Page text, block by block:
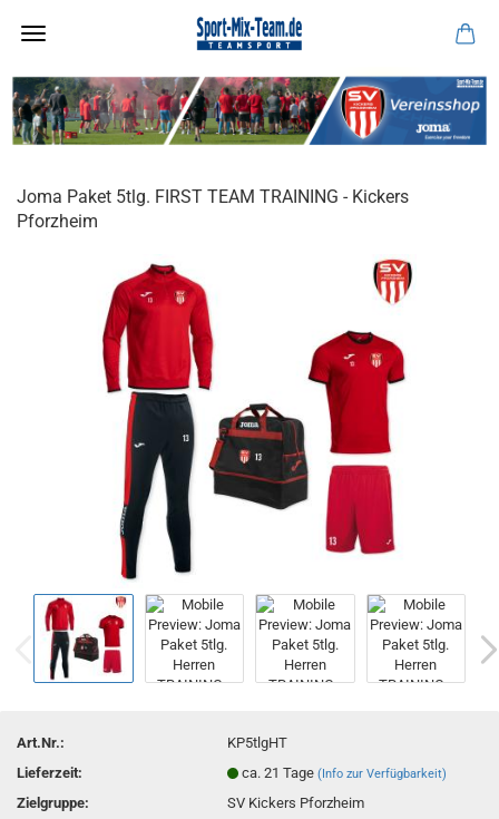
Joma Paket 5tlg. FIRST TEAM TRAINING - Kickers
Pforzheim
Art.Nr.:
KP5tlgHT
Lieferzeit:
ca. 21 Tage(Info zur Verfügbarkeit)
Zielgruppe:
SV Kickers Pforzheim